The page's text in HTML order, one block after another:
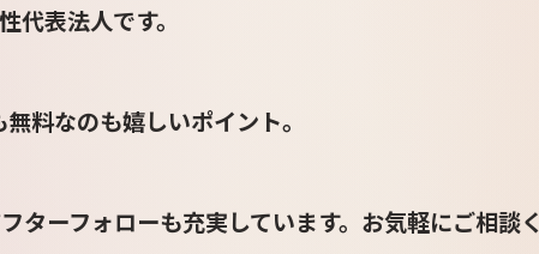
代表法人です。
料なのも嬉しいポイント。
ターフォローも充実しています。お気軽にご相談く